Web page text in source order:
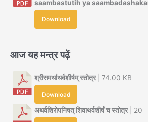
saambastutih ya
Download
आज यह मन्त्र पढ़ें
श्रीसमर्थाथर्वशीर्षम् स्तोत्र| 74.00 KB
Download
अथर्वशिरोपनिषत् शिवाथर्वशीर्षं च स्तोत्र| 20